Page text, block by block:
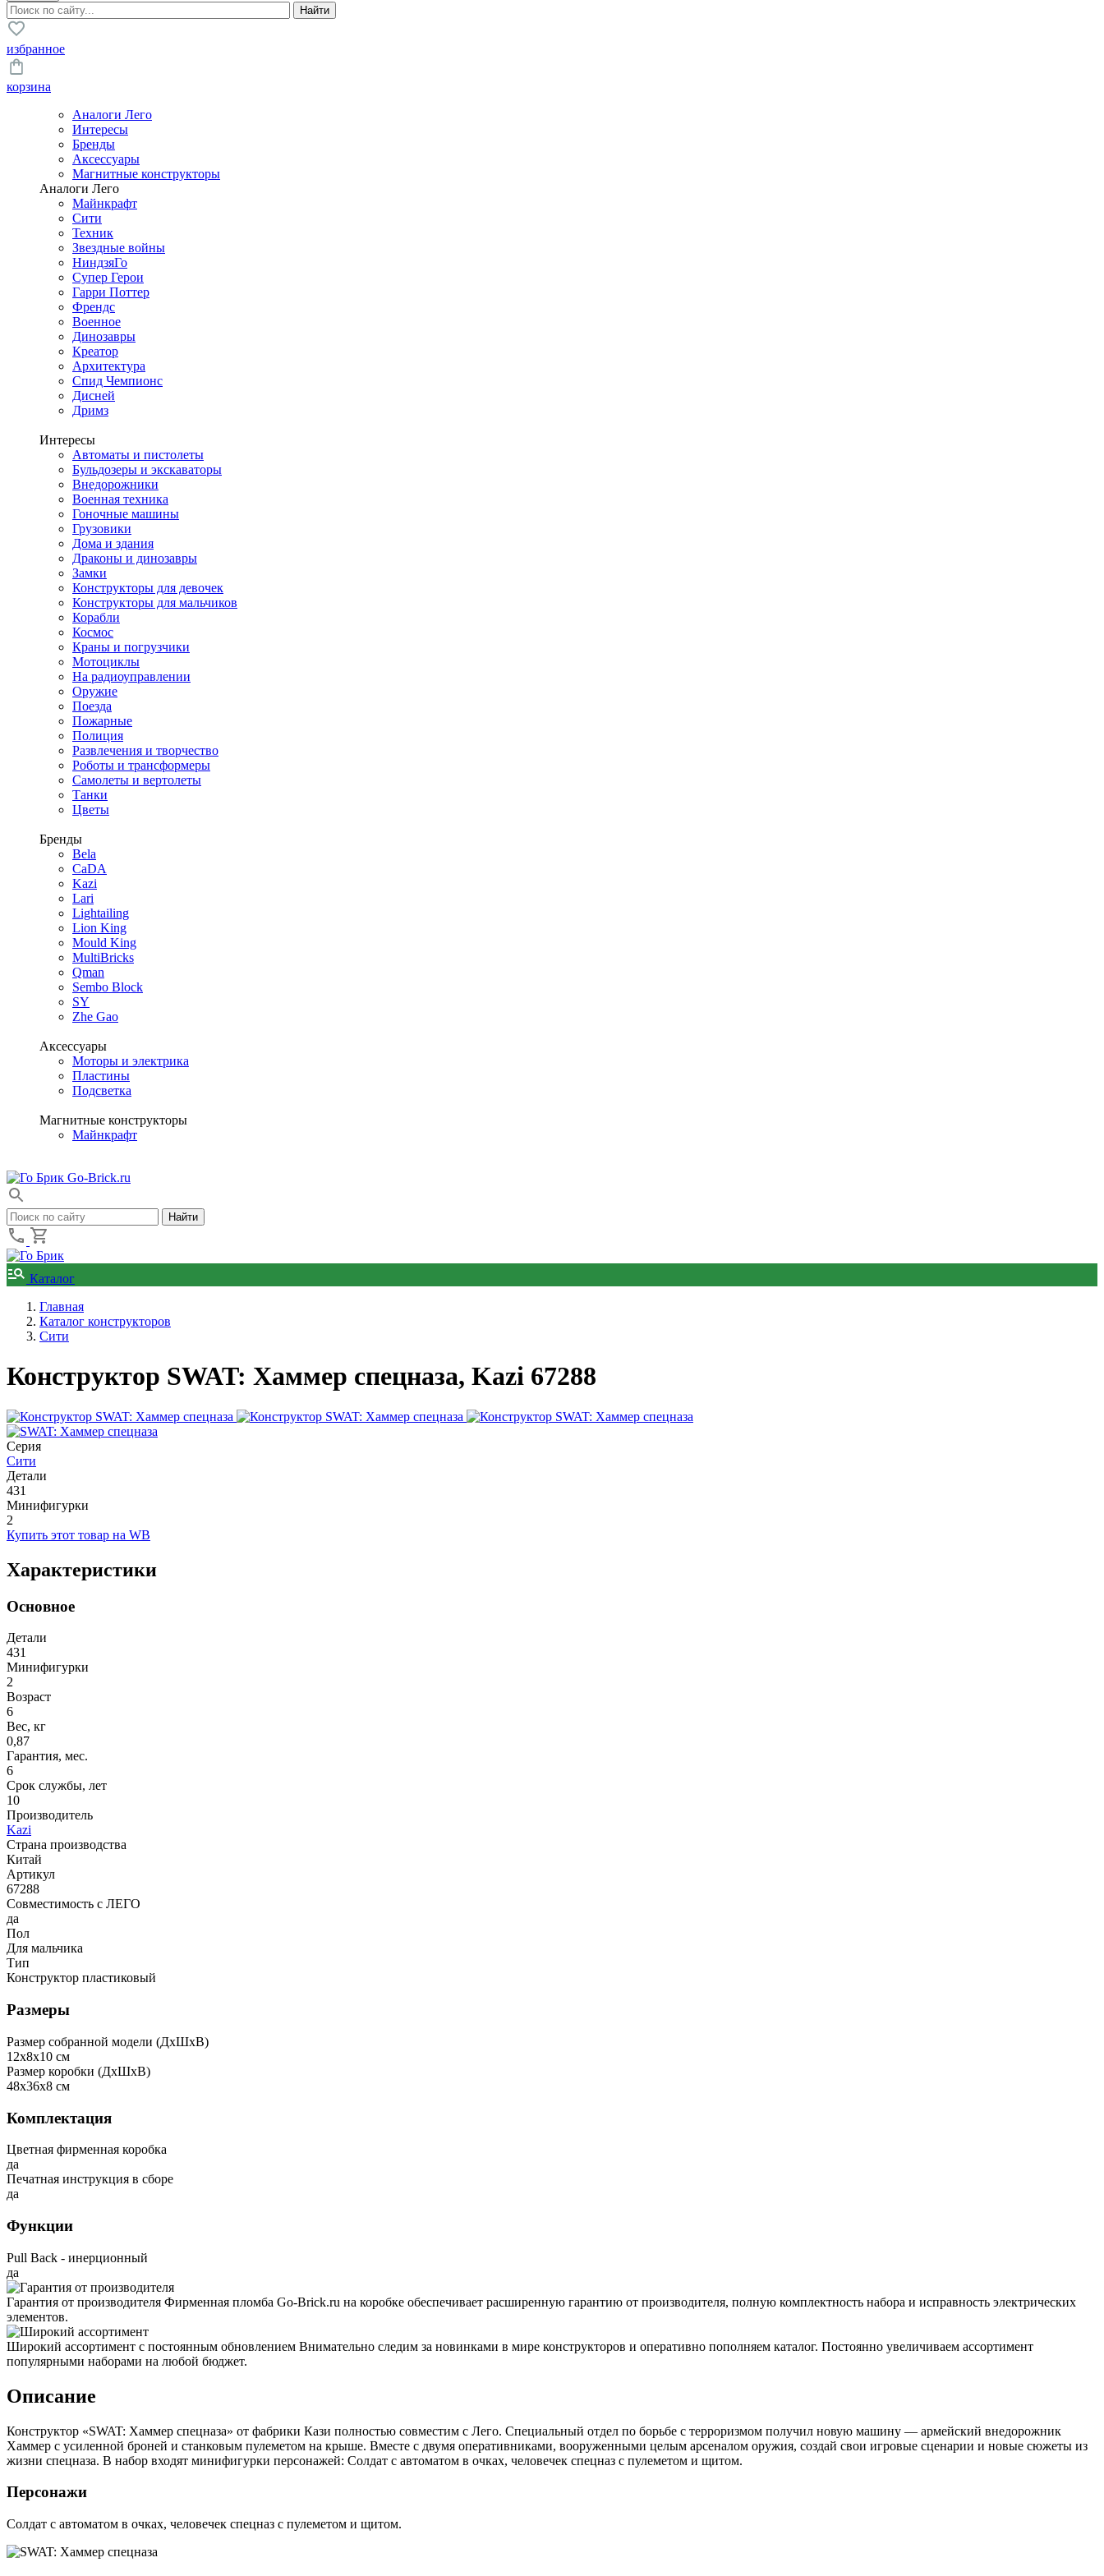
избранное
корзина
Аналоги Лего
Интересы
Бренды
Аксессуары
Магнитные конструкторы
Аналоги Лего
Майнкрафт
Сити
Техник
Звездные войны
НиндзяГо
Супер Герои
Гарри Поттер
Френдс
Военное
Динозавры
Креатор
Архитектура
Спид Чемпионс
Дисней
Дримз
Интересы
Автоматы и пистолеты
Бульдозеры и экскаваторы
Внедорожники
Военная техника
Гоночные машины
Грузовики
Дома и здания
Драконы и динозавры
Замки
Конструкторы для девочек
Конструкторы для мальчиков
Корабли
Космос
Краны и погрузчики
Мотоциклы
На радиоуправлении
Оружие
Поезда
Пожарные
Полиция
Развлечения и творчество
Роботы и трансформеры
Самолеты и вертолеты
Танки
Цветы
Бренды
Bela
CaDA
Kazi
Lari
Lightailing
Lion King
Mould King
MultiBricks
Qman
Sembo Block
SY
Zhe Gao
Аксессуары
Моторы и электрика
Пластины
Подсветка
Магнитные конструкторы
Майнкрафт
Go-Brick.ru
Каталог
Главная
Каталог конструкторов
Сити
Конструктор SWAT: Хаммер спецназа, Kazi 67288
Серия
Сити
Детали
431
Минифигурки
2
Купить этот товар на WB
Характеристики
Основное
Детали
431
Минифигурки
2
Возраст
6
Вес, кг
0,87
Гарантия, мес.
6
Срок службы, лет
10
Производитель
Kazi
Страна производства
Китай
Артикул
67288
Совместимость с ЛЕГО
да
Пол
Для мальчика
Тип
Конструктор пластиковый
Размеры
Размер собранной модели (ДxШxВ)
12x8x10 см
Размер коробки (ДxШxВ)
48x36x8 см
Комплектация
Цветная фирменная коробка
да
Печатная инструкция в сборе
да
Функции
Pull Back - инерционный
да
Гарантия от производителя Фирменная пломба Go-Brick.ru на коробке обеспечивает расширенную гарантию от производителя, полную комплектность набора и исправность электрических
элементов.
Широкий ассортимент с постоянным обновлением Внимательно следим за новинками в мире конструкторов и оперативно пополняем каталог. Постоянно увеличиваем ассортимент
популярными наборами на любой бюджет.
Описание
Конструктор «SWAT: Хаммер спецназа» от фабрики Кази полностью совместим с Лего. Специальный отдел по борьбе с терроризмом получил новую машину — армейский внедорожник
Хаммер с усиленной броней и станковым пулеметом на крыше. Вместе с двумя оперативниками, вооруженными целым арсеналом оружия, создай свои игровые сценарии и новые сюжеты из
жизни спецназа. В набор входят минифигурки персонажей: Солдат с автоматом в очках, человечек спецназ с пулеметом и щитом.
Персонажи
Солдат с автоматом в очках, человечек спецназ с пулеметом и щитом.